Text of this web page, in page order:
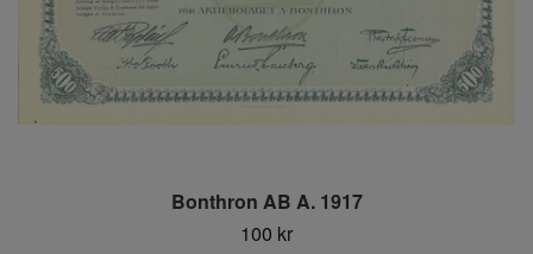
Bonthron AB A. 1917
100 kr